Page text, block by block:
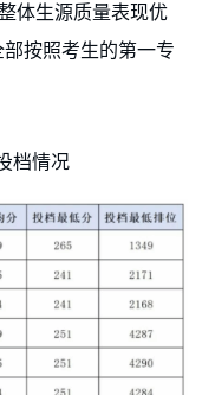
体生源质量表现优
按照考生的第一专
档情况